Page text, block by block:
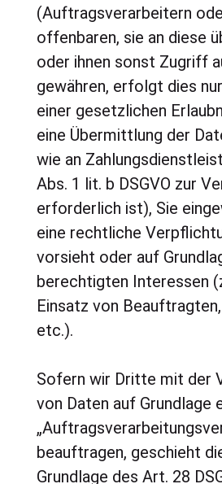
(Auftragsverarbeitern
offenbaren, sie an diese
oder ihnen sonst Zugriff
gewähren, erfolgt dies
einer gesetzlichen
eine Übermittlung der
wie an
Abs. 1 lit. b DSGVO zur
erforderlich ist), Sie
eine rechtliche
vorsieht oder auf
berechtigten Interessen
Einsatz von
etc.).
Sofern wir Dritte mit der
von Daten auf Grundlage
beauftragen, geschieht
Grundlage des Art. 28